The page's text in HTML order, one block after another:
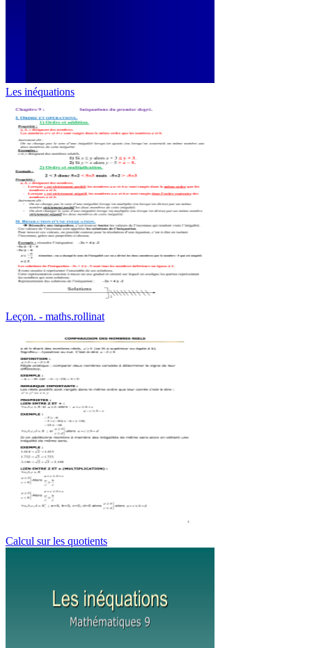
Les inéquations
Leçon. - maths.rollinat
Calcul sur les quotients